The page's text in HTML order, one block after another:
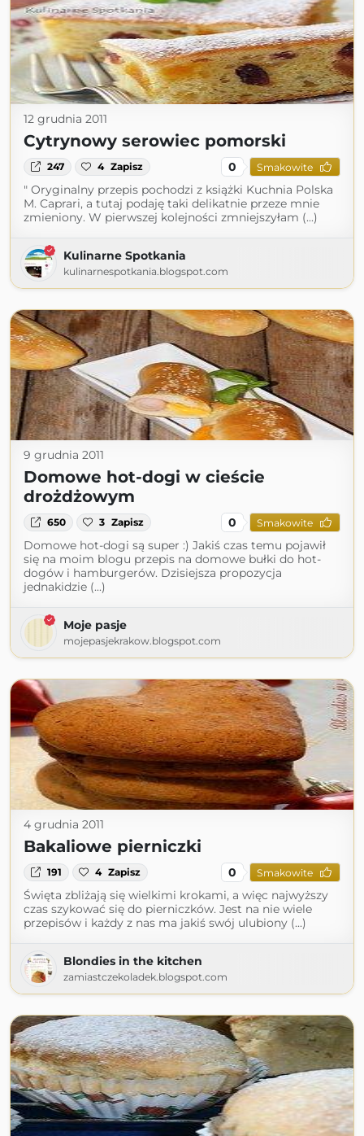
12 grudnia 2011
Cytrynowy serowiec pomorski
247 4 Zapisz 0 Smakowite
" Oryginalny przepis pochodzi z książki Kuchnia Polska
M. Caprari, a tutaj podaję taki delikatnie przeze mnie
zmieniony. W pierwszej kolejności zmniejszyłam (...)
Kulinarne Spotkania
kulinarnespotkania.blogspot.com
9 grudnia 2011
Domowe hot-dogi w cieście
drożdżowym
650 3 Zapisz 0 Smakowite
Domowe hot-dogi są super :) Jakiś czas temu pojawił
się na moim blogu przepis na domowe bułki do hot-
dogów i hamburgerów. Dzisiejsza propozycja
jednakidzie (...)
Moje pasje
mojepasjekrakow.blogspot.com
4 grudnia 2011
Bakaliowe pierniczki
191 4 Zapisz 0 Smakowite
Święta zbliżają się wielkimi krokami, a więc najwyższy
czas szykować się do pierniczków. Jest na nie wiele
przepisów i każdy z nas ma jakiś swój ulubiony (...)
Blondies in the kitchen
zamiastczekoladek.blogspot.com